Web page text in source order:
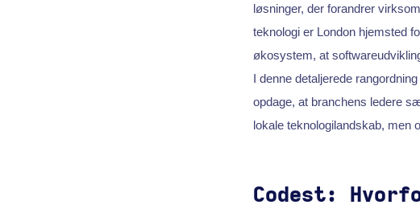
løsninger, der forandrer
teknologi er London hjemsted
økosystem, at
I denne detaljerede
opdage, at branchens ledere
lokale teknologilandskab, men
Codest: